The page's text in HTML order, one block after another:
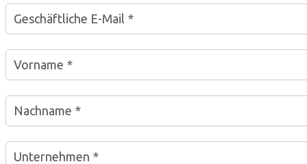
Geschäftliche E-Mail *
Vorname *
Nachname *
Unternehmen *